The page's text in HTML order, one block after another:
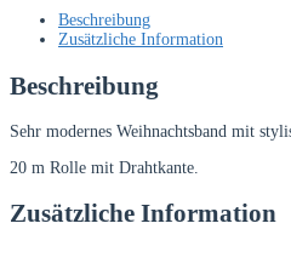
Beschreibung
Zusätzliche Information
Beschreibung
Sehr modernes Weihnachtsband mit
20 m Rolle mit Drahtkante.
Zusätzliche Information